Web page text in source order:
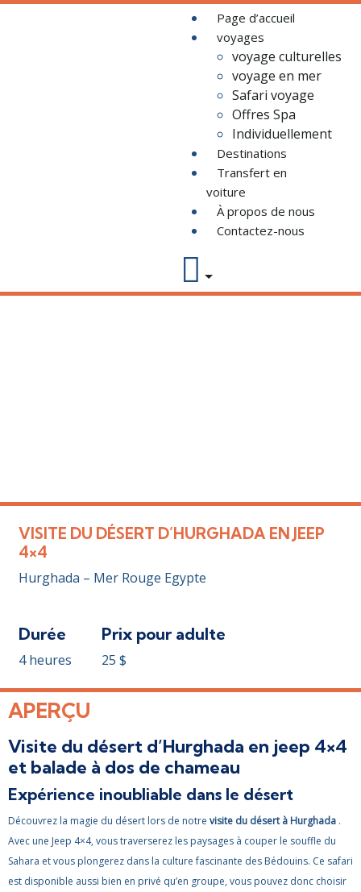
Page d’accueil
voyages
voyage culturelles
voyage en mer
Safari voyage
Offres Spa
Individuellement
Destinations
Transfert en
voiture
À propos de nous
Contactez-nous
VISITE DU DÉSERT D’HURGHADA EN JEEP
4×4
Hurghada – Mer Rouge Egypte
Durée
4 heures
Prix ​​pour adulte
25 $
APERÇU
Visite du désert d’Hurghada en jeep 4×4
et balade à dos de chameau
Expérience inoubliable dans le désert
Découvrez la magie du désert lors de notre visite du désert à Hurghada .
Avec une Jeep 4×4, vous traverserez les paysages à couper le souffle du
Sahara et vous plongerez dans la culture fascinante des Bédouins. Ce safari
est disponible aussi bien en privé qu’en groupe, vous pouvez donc choisir